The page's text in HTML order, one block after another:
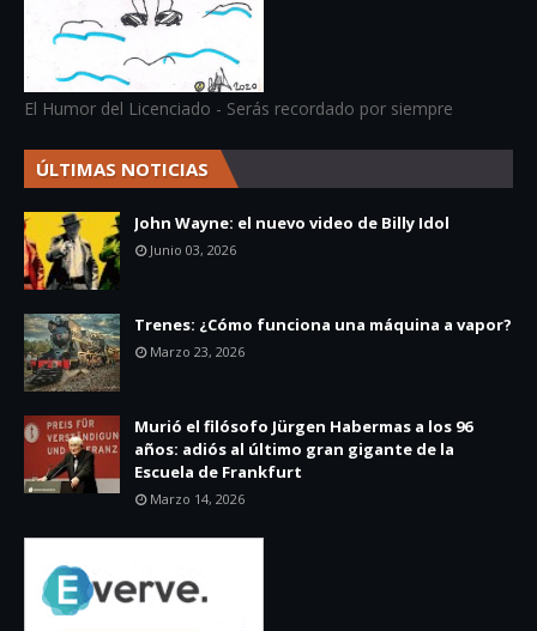
El Humor del Licenciado - Serás recordado por siempre
ÚLTIMAS NOTICIAS
John Wayne: el nuevo video de Billy Idol
Junio 03, 2026
Trenes: ¿Cómo funciona una máquina a vapor?
Marzo 23, 2026
Murió el filósofo Jürgen Habermas a los 96
años: adiós al último gran gigante de la
Escuela de Frankfurt
Marzo 14, 2026